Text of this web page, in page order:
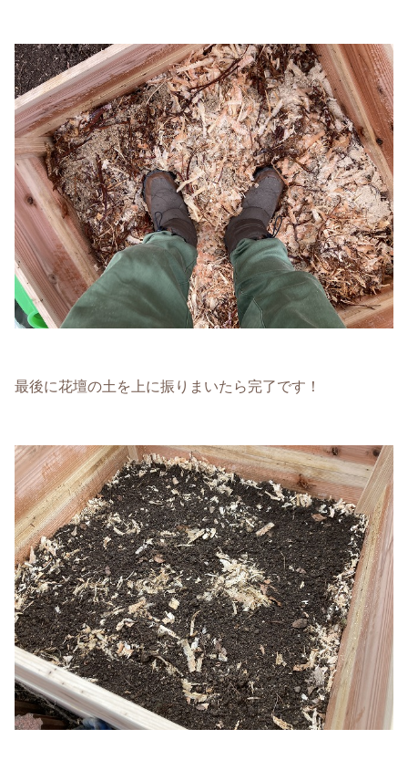
最後に花壇の土を上に振りまいたら完了です！